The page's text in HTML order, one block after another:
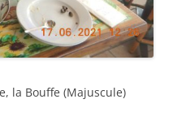
la Bouffe (Majuscule)